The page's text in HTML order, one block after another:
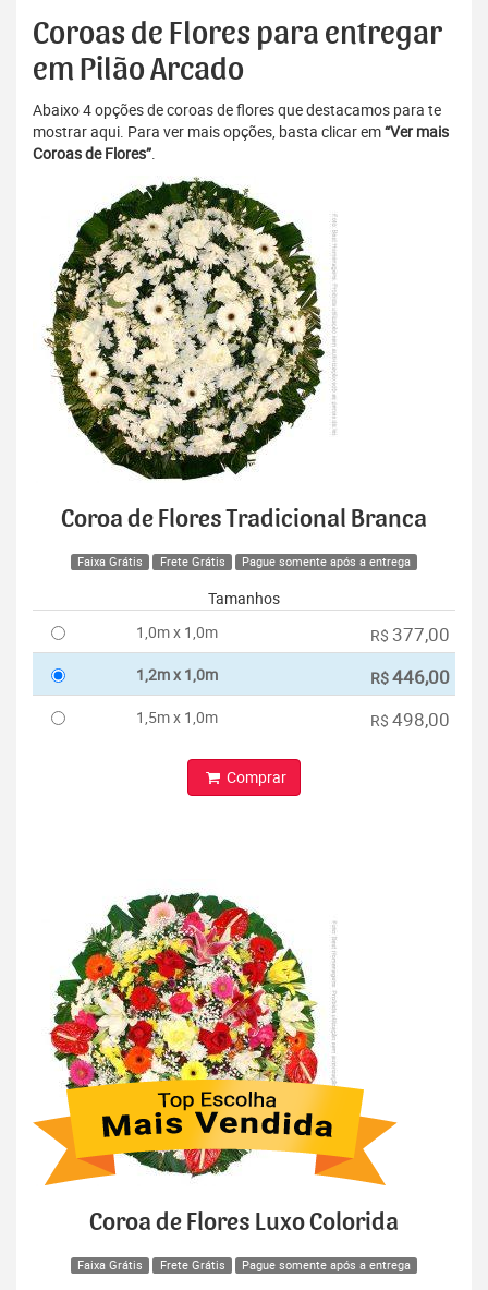
Coroas de Flores para entregar
em Pilão Arcado
Abaixo 4 opções de coroas de flores que destacamos para te
mostrar aqui. Para ver mais opções, basta clicar em“Ver mais
Coroas de Flores”.
Coroa de Flores Tradicional Branca
Faixa Grátis Frete Grátis Pague somente após a entrega
Tamanhos
1,0m x 1,0m
R$ 377,00
1,2m x 1,0m R$446,00
1,5m x 1,0m R$ 498,00
Comprar
Coroa de Flores Luxo Colorida
Faixa Grátis Frete Grátis Pague somente após a entrega